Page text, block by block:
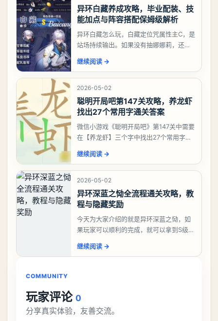
异环白藏养成攻略，毕业配装、技
能加点与阵容搭配保姆级解析
异环白藏怎么玩，白藏定位咒属性主C，是
站场持续输出。如果没有抽娜娜莉，还没
有娜娜莉缺另外一个二队C想打深渊也可以
考虑养个白藏
继续阅读 →
2026-05-02
聪明开局吧第147关攻略，养龙虾
找出27个常用字通关答案
微信小游戏《聪明开局吧》第147关中需要
在【养龙虾】三个字中找出27个常用字，
大、夫、夰、巾、中、虫、下、虾、卜、
囗、吓、卟、
继续阅读 →
2026-05-02
异环深蓝之恸全流程通关攻略，教
程与隐藏奖励
今天为大家介绍的就是异环深蓝之恸，如
果玩家可以顺利的完成，就可以拿到S级弧
比较高的，对于那些新手玩家并不建议直
继续阅读 →
COMMUNITY
玩家评论 0
分享真实体验，友善交流。